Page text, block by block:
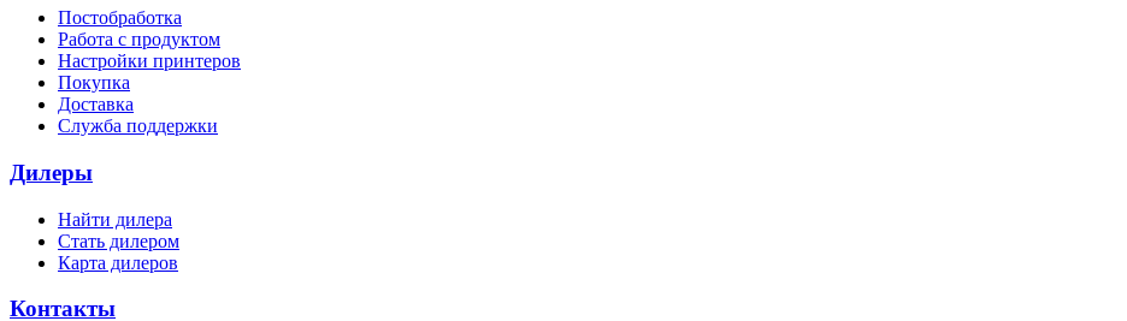
Постобработка
Работа с продуктом
Настройки принтеров
Покупка
Доставка
Служба поддержки
Дилеры
Найти дилера
Cтать дилером
Карта дилеров
Контакты